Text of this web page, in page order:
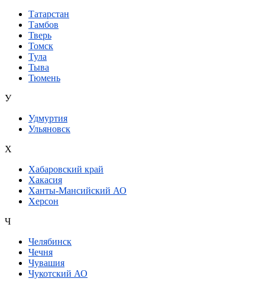
Татарстан
Тамбов
Тверь
Томск
Тула
Тыва
Тюмень
У
Удмуртия
Ульяновск
Х
Хабаровский край
Хакасия
Ханты-Мансийский АО
Херсон
Ч
Челябинск
Чечня
Чувашия
Чукотский АО